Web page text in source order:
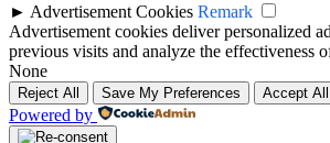
► Advertisement Cookies Remark
Advertisement cookies deliver personalized
previous visits and analyze the effectiveness
None
Reject All Save My Preferences Accept All
Powered by